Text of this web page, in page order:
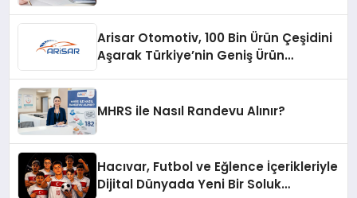
Arisar Otomotiv, 100 Bin Ürün Çeşidini
Aşarak Türkiye’nin Geniş Ürün
MHRS ile Nasıl Randevu Alınır?
Hacıvar, Futbol ve Eğlence İçerikleriyle
Dijital Dünyada Yeni Bir Soluk